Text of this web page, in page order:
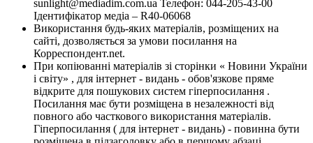
sunlight@mediadim.com.ua Телефон: 044-205-43-00
Ідентифікатор медіа – R40-06068
Використання будь-яких матеріалів, розміщених на
сайті, дозволяється за умови посилання на
Корреспондент.net.
При копіюванні матеріалів зі сторінки « Новини України
і світу» , для інтернет - видань - обов'язкове пряме
відкрите для пошукових систем гіперпосилання .
Посилання має бути розміщена в незалежності від
повного або часткового використання матеріалів.
Гіперпосилання ( для інтернет - видань) - повинна бути